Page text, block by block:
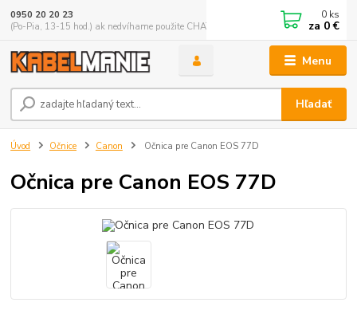
Menu
Hľadať
0950 20 20 23
(Po-Pia, 13-15 hod.) ak nedvíhame použite CHATBOX
0 ks
za 0 €
Úvod Očnice Canon Očnica pre Canon EOS 77D
Očnica pre Canon EOS 77D